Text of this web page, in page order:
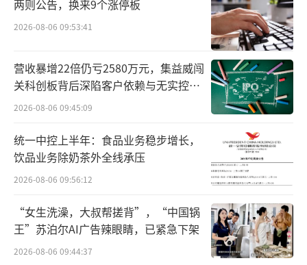
部，也在用更低的“烧钱密度”换增长，而黑
芝麻智能的“研发投入产出比”显然更加堪
两则公告，换来9个涨停板
2026-08-06 09:53:41
营收暴增22倍仍亏2580万元，集益威闯
关科创板背后深陷客户依赖与无实控人
困局
2026-08-06 09:45:09
统一中控上半年：食品业务稳步增长，
饮品业务除奶茶外全线承压
2026-08-06 09:56:12
“女生洗澡，大叔帮搓背”，“中国锅
王”苏泊尔AI广告辣眼睛，已紧急下架
2026-08-06 09:44:37